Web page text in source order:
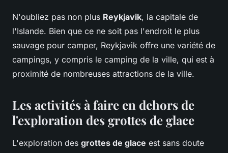
N'oubliez pas non plus Reykjavik, la capitale de
l'Islande. Bien que ce ne soit pas l'endroit le plus
sauvage pour camper, Reykjavik offre une variété de
campings, y compris le camping de la ville, qui est à
proximité de nombreuses attractions de la ville.
Les activités à faire en dehors de
l'exploration des grottes de glace
L'exploration des grottes de glace est sans doute